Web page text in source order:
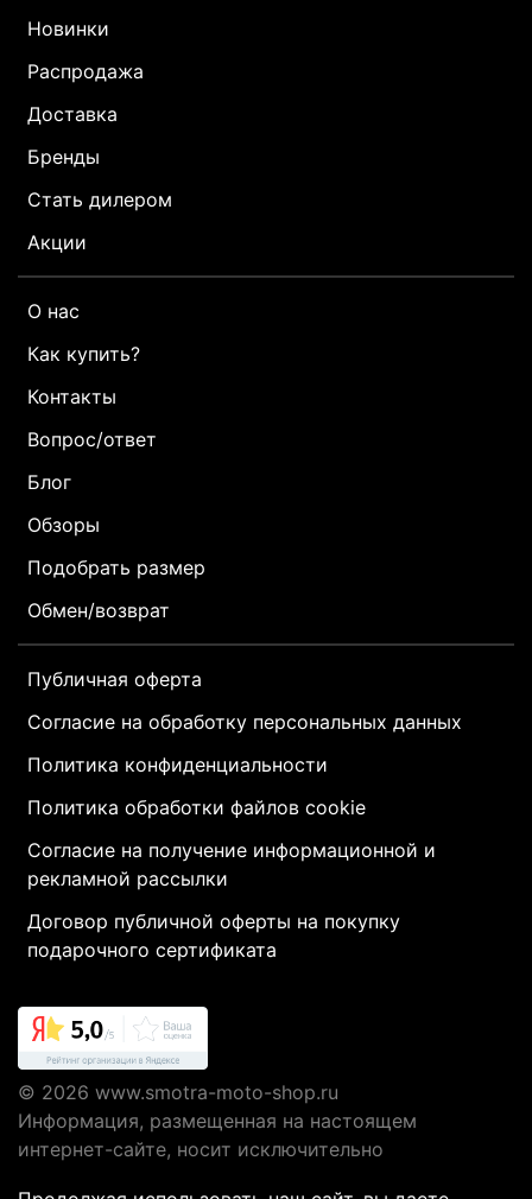
Новинки
Распродажа
Доставка
Бренды
Стать дилером
Акции
О нас
Как купить?
Контакты
Вопрос/ответ
Блог
Обзоры
Подобрать размер
Обмен/возврат
Публичная оферта
Согласие на обработку персональных данных
Политика конфиденциальности
Политика обработки файлов cookie
Согласие на получение информационной и
рекламной рассылки
Договор публичной оферты на покупку
подарочного сертификата
© 2026 www.smotra-moto-shop.ru
Информация, размещенная на настоящем
интернет-сайте, носит исключительно